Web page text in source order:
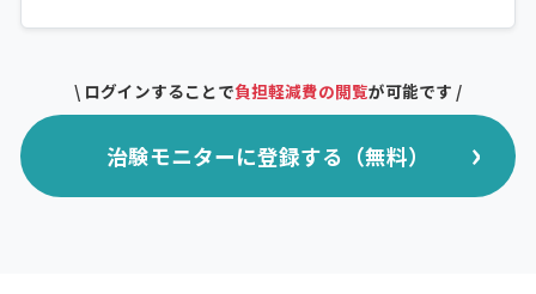
\ ログインすることで負担軽減費の閲覧が可能です /
治験モニターに登録する（無料）